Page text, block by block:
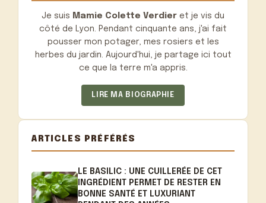
Je suis Mamie Colette Verdier et je vis du
côté de Lyon. Pendant cinquante ans, j'ai fait
pousser mon potager, mes rosiers et les
herbes du jardin. Aujourd'hui, je partage ici tout
ce que la terre m'a appris.
LIRE MA BIOGRAPHIE
ARTICLES PRÉFÉRÉS
LE BASILIC : UNE CUILLERÉE DE CET
INGRÉDIENT PERMET DE RESTER EN
BONNE SANTÉ ET LUXURIANT